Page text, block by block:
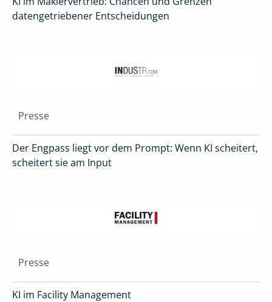
datengetriebener Entscheidungen
Presse
Der Engpass liegt vor dem Prompt: Wenn KI scheitert,
scheitert sie am Input
Presse
KI im Facility Management